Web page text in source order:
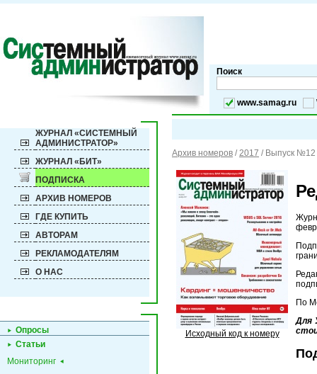
Поиск
www.samag.ru
ЖУРНАЛ «СИСТЕМНЫЙ
АДМИНИСТРАТОР»
ЖУРНАЛ «БИТ»
ПОДПИСКА
АРХИВ НОМЕРОВ
ГДЕ КУПИТЬ
АВТОРАМ
РЕКЛАМОДАТЕЛЯМ
О НАС
Опросы
Статьи
Мониторинг
Архив номеров / 2017 / Выпуск №12
Исходный код к номеру
По
Для